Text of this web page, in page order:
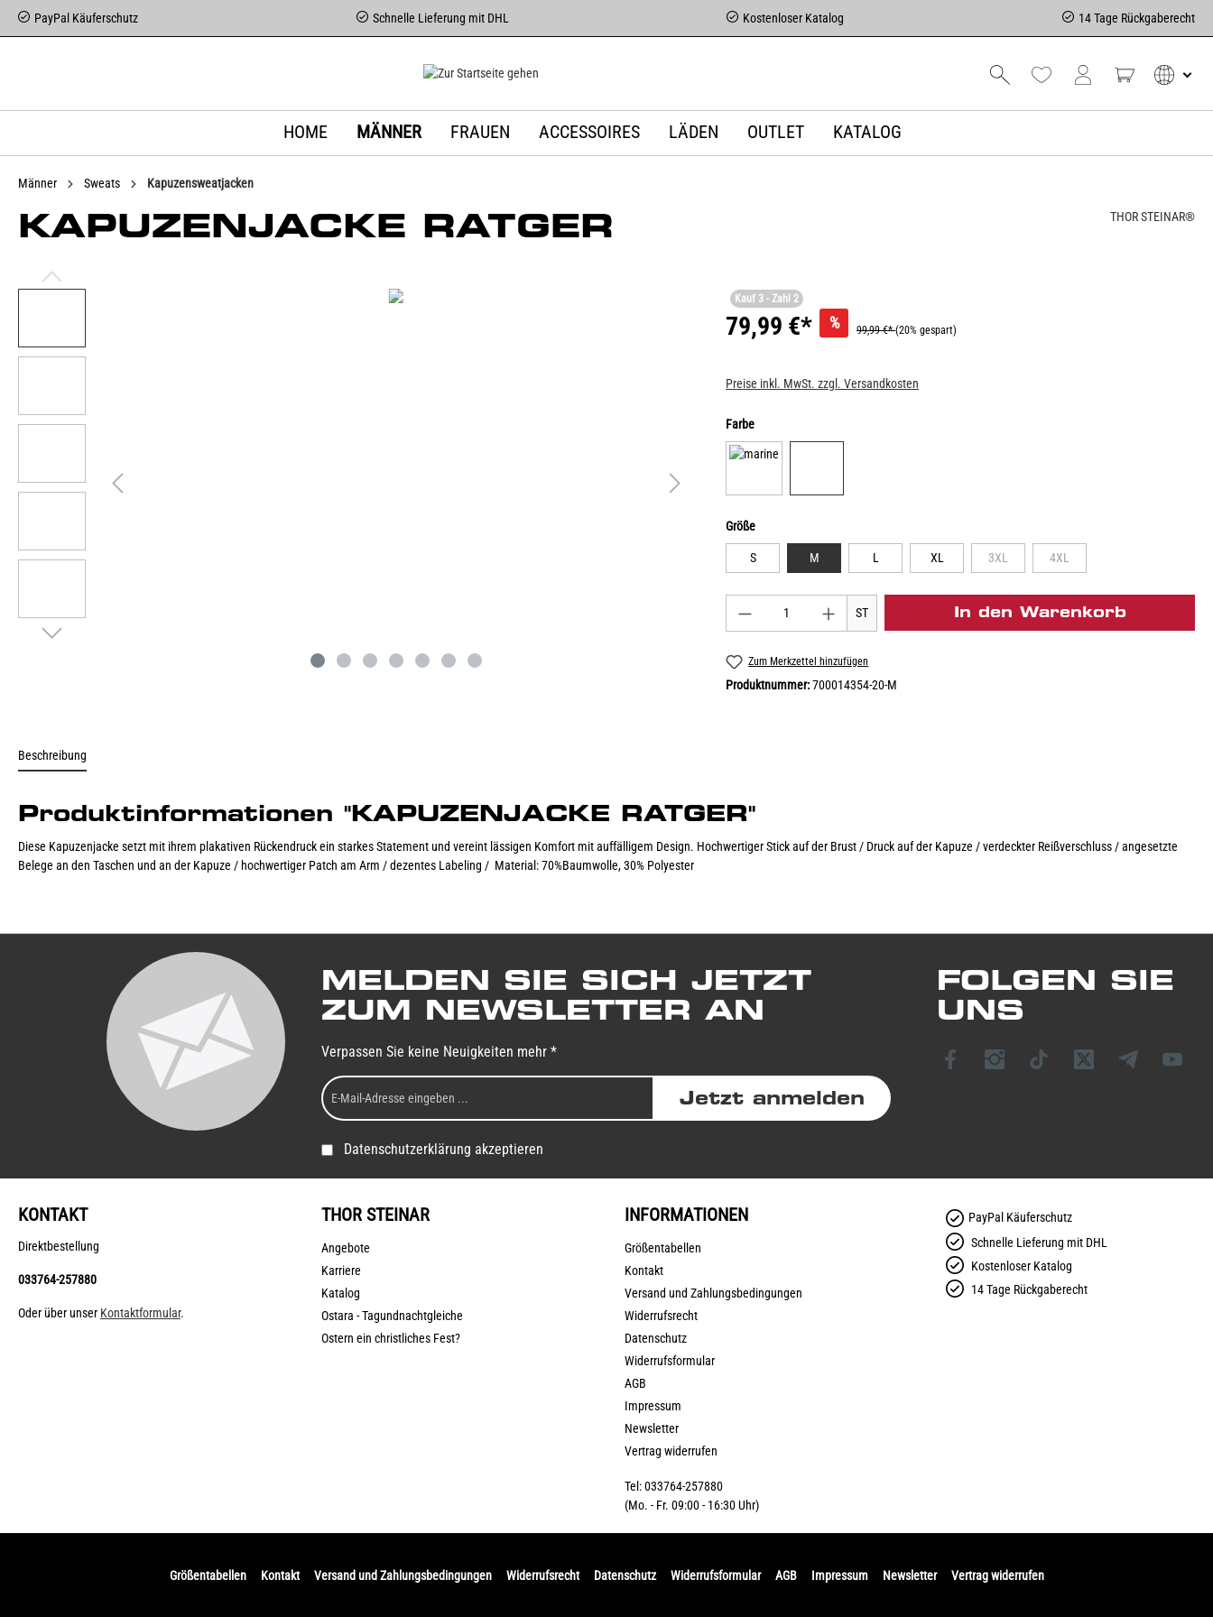
PayPal Käuferschutz Schnelle Lieferung mit DHL Kostenloser Katalog 14 Tage Rückgaberecht
HOME MÄNNER FRAUEN ACCESSOIRES LÄDEN OUTLET KATALOG
Männer Sweats Kapuzensweatjacken
KAPUZENJACKE RATGER THOR STEINAR®
Kauf 3 - Zahl 2
79,99 €* % 99,99 €*(20% gespart)
Preise inkl. MwSt. zzgl. Versandkosten
Farbe
Größe
S M L XL 3XL 4XL
ST In den Warenkorb
Zum Merkzettel hinzufügen
Produktnummer:700014354-20-M
Beschreibung
Produktinformationen "KAPUZENJACKE RATGER"
Diese Kapuzenjacke setzt mit ihrem plakativen Rückendruck ein starkes Statement und vereint lässigen Komfort mit auffälligem Design. Hochwertiger Stick auf der Brust / Druck auf der Kapuze / verdeckter Reißverschluss / angesetzte
Belege an den Taschen und an der Kapuze / hochwertiger Patch am Arm / dezentes Labeling / Material: 70%Baumwolle, 30% Polyester
MELDEN SIE SICH JETZT
ZUM NEWSLETTER AN
Verpassen Sie keine Neuigkeiten mehr *
Jetzt anmelden
Datenschutzerklärung akzeptieren
FOLGEN SIE
UNS
KONTAKT
Direktbestellung
033764-257880
Oder über unser Kontaktformular.
THOR STEINAR
Angebote
Karriere
Katalog
Ostara - Tagundnachtgleiche
Ostern ein christliches Fest?
INFORMATIONEN
Größentabellen
Kontakt
Versand und Zahlungsbedingungen
Widerrufsrecht
Datenschutz
Widerrufsformular
AGB
Impressum
Newsletter
Vertrag widerrufen
Tel: 033764-257880
(Mo. - Fr. 09:00 - 16:30 Uhr)
PayPal Käuferschutz
Schnelle Lieferung mit DHL
Kostenloser Katalog
14 Tage Rückgaberecht
Größentabellen Kontakt Versand und Zahlungsbedingungen Widerrufsrecht Datenschutz Widerrufsformular AGB Impressum Newsletter Vertrag widerrufen